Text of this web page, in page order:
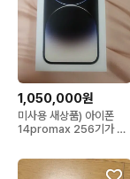
1,050,000원
미사용 새상품) 아이폰
14promax 256기가 풀